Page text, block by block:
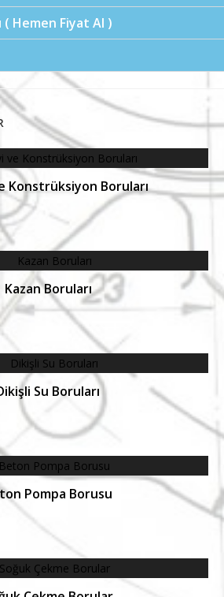
Hemen Fiyat Al )
Konstrüksiyon Boruları
Kazan Boruları
Su Boruları
Pompa Borusu